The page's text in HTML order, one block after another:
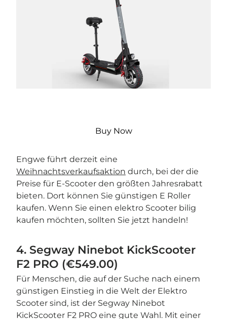
Buy Now
Engwe führt derzeit eine
Weihnachtsverkaufsaktion durch, bei der die
Preise für E-Scooter den größten Jahresrabatt
bieten. Dort können Sie günstigen E Roller
kaufen. Wenn Sie einen elektro Scooter bilig
kaufen möchten, sollten Sie jetzt handeln!
4. Segway Ninebot KickScooter
F2 PRO (€549.00)
Für Menschen, die auf der Suche nach einem
günstigen Einstieg in die Welt der Elektro
Scooter sind, ist der Segway Ninebot
KickScooter F2 PRO eine gute Wahl. Mit einer